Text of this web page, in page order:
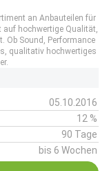
an Anbauteilen für
auf hochwertige Qualität,
Ob Sound, Performance
qualitativ hochwertiges
05.10.2016
12 %
90 Tage
bis 6 Wochen